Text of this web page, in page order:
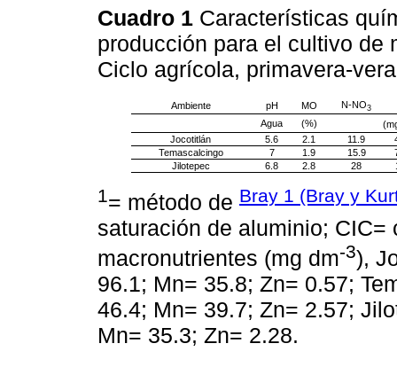
Cuadro 1 Características
producción para el cultivo de
Ciclo agrícola, primavera-
Ambiente pH MO N-NO3
Agua (%)
Jocotitlán
5.6 2.1 11.9
Temascalcingo
7 1.9 15.9
Jilotepec
6.8 2.8 28
1 = método de Bray 1 (Bray y
saturación de aluminio;
macronutrientes (mg dm-3),
96.1; Mn= 35.8; Zn= 0.57;
46.4; Mn= 39.7; Zn= 2.57;
Mn= 35.3; Zn= 2.28.